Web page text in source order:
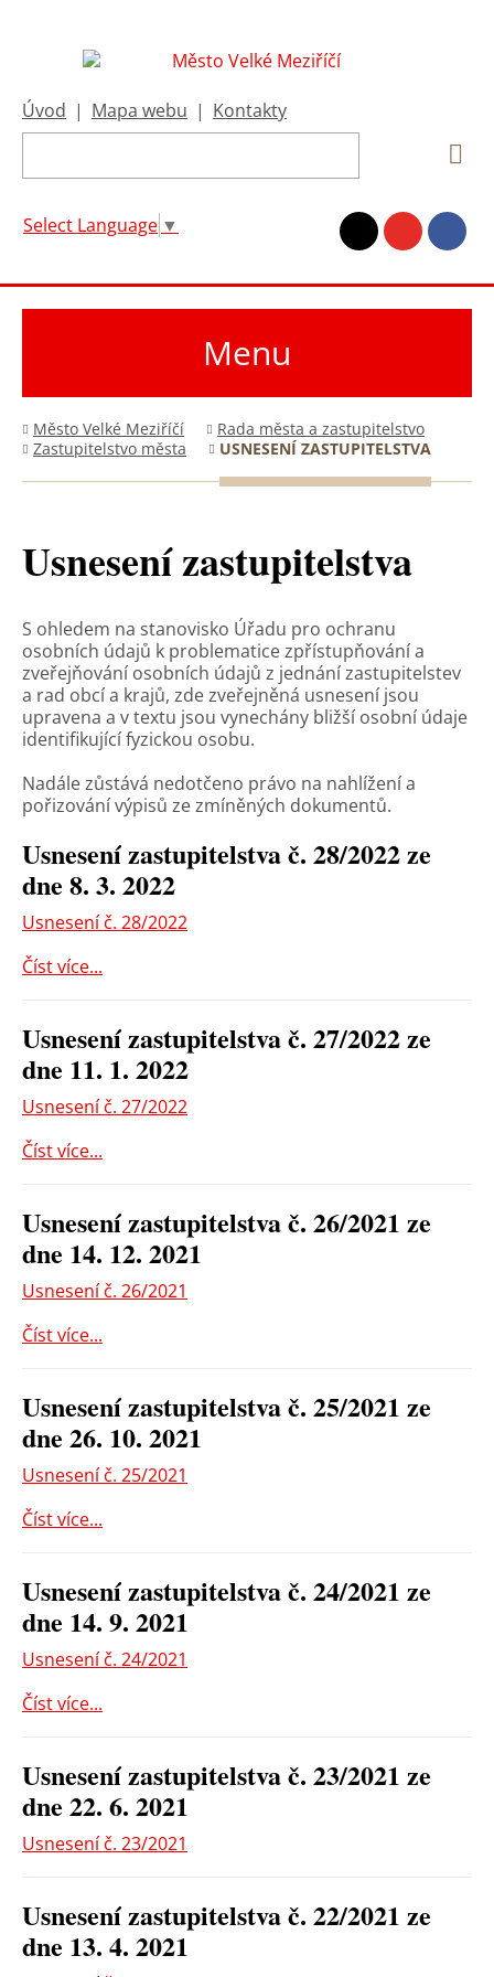
Úvod | Mapa webu | Kontakty
Select Language ▼
Menu
Město Velké Meziříčí
Rada města a zastupitelstvo
Zastupitelstvo města
USNESENÍ ZASTUPITELSTVA
Usnesení zastupitelstva
S ohledem na stanovisko Úřadu pro ochranu
osobních údajů k problematice zpřístupňování a
zveřejňování osobních údajů z jednání zastupitelstev
a rad obcí a krajů, zde zveřejněná usnesení jsou
upravena a v textu jsou vynechány bližší osobní údaje
identifikující fyzickou osobu.
Nadále zůstává nedotčeno právo na nahlížení a
pořizování výpisů ze zmíněných dokumentů.
Usnesení zastupitelstva č. 28/2022 ze
dne 8. 3. 2022
Usnesení č. 28/2022
Číst více...
Usnesení zastupitelstva č. 27/2022 ze
dne 11. 1. 2022
Usnesení č. 27/2022
Číst více...
Usnesení zastupitelstva č. 26/2021 ze
dne 14. 12. 2021
Usnesení č. 26/2021
Číst více...
Usnesení zastupitelstva č. 25/2021 ze
dne 26. 10. 2021
Usnesení č. 25/2021
Číst více...
Usnesení zastupitelstva č. 24/2021 ze
dne 14. 9. 2021
Usnesení č. 24/2021
Číst více...
Usnesení zastupitelstva č. 23/2021 ze
dne 22. 6. 2021
Usnesení č. 23/2021
Usnesení zastupitelstva č. 22/2021 ze
dne 13. 4. 2021